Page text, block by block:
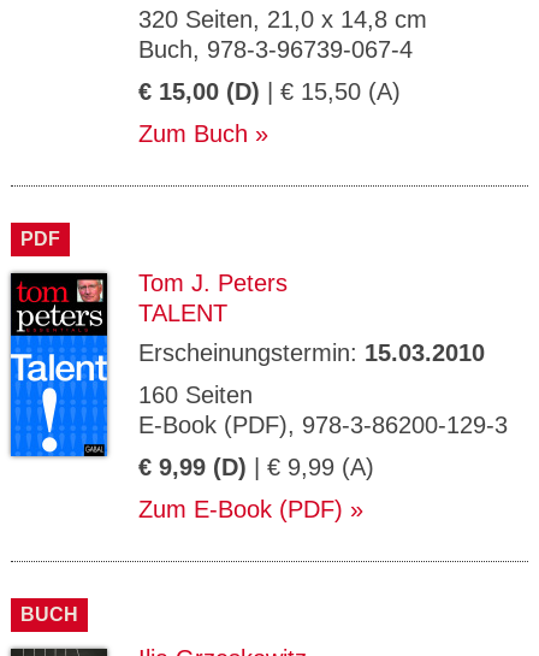
320 Seiten, 21,0 x 14,8 cm
Buch, 978-3-96739-067-4
€ 15,00 (D) | € 15,50 (A)
Zum Buch
PDF
Tom J. Peters
TALENT
Erscheinungstermin: 15.03.2010
160 Seiten
E-Book (PDF), 978-3-86200-129-3
€ 9,99 (D) | € 9,99 (A)
Zum E-Book (PDF)
BUCH